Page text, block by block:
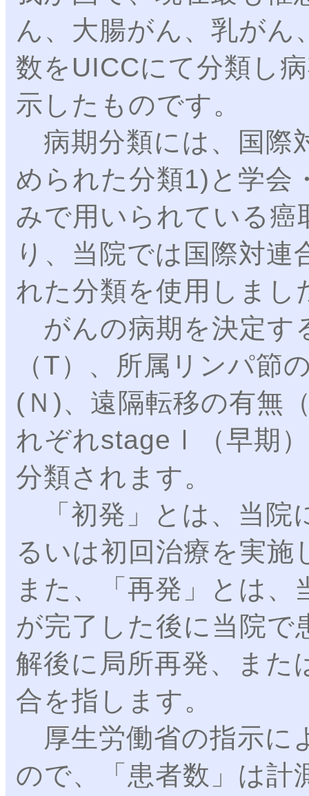
ん、大腸がん、乳がん
数をUICCにて分類し
示したものです。
病期分類には、国際
められた分類1)と学会
みで用いられている癌
り、当院では国際対
れた分類を使用しまし
がんの病期を決定す
（T）、所属リンパ節
(Ｎ)、遠隔転移の有無
れぞれstageⅠ（早期
分類されます。
「初発」とは、当院
るいは初回治療を実
また、「再発」とは、
が完了した後に当院で
解後に局所再発、また
合を指します。
厚生労働省の指示に
ので、「患者数」は計